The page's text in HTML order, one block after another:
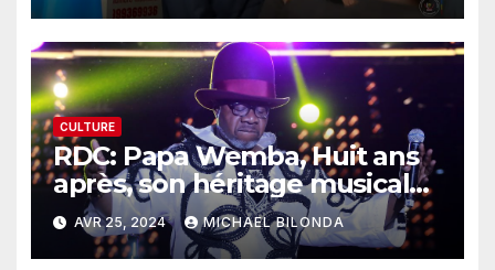
CULTURE
RDC: Papa Wemba, Huit ans
après, son héritage musical
et stylistique continue de
rayonner
AVR 25, 2024 MICHAEL BILONDA